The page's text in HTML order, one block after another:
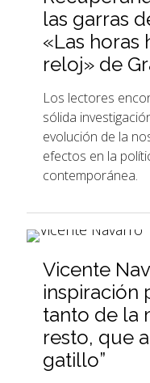
las garras
«Las horas
reloj» de
Los lectores
sólida
evolución de la
efectos en la
contemporánea.
Vicente
inspiración
tanto de la
resto, que
gatillo”